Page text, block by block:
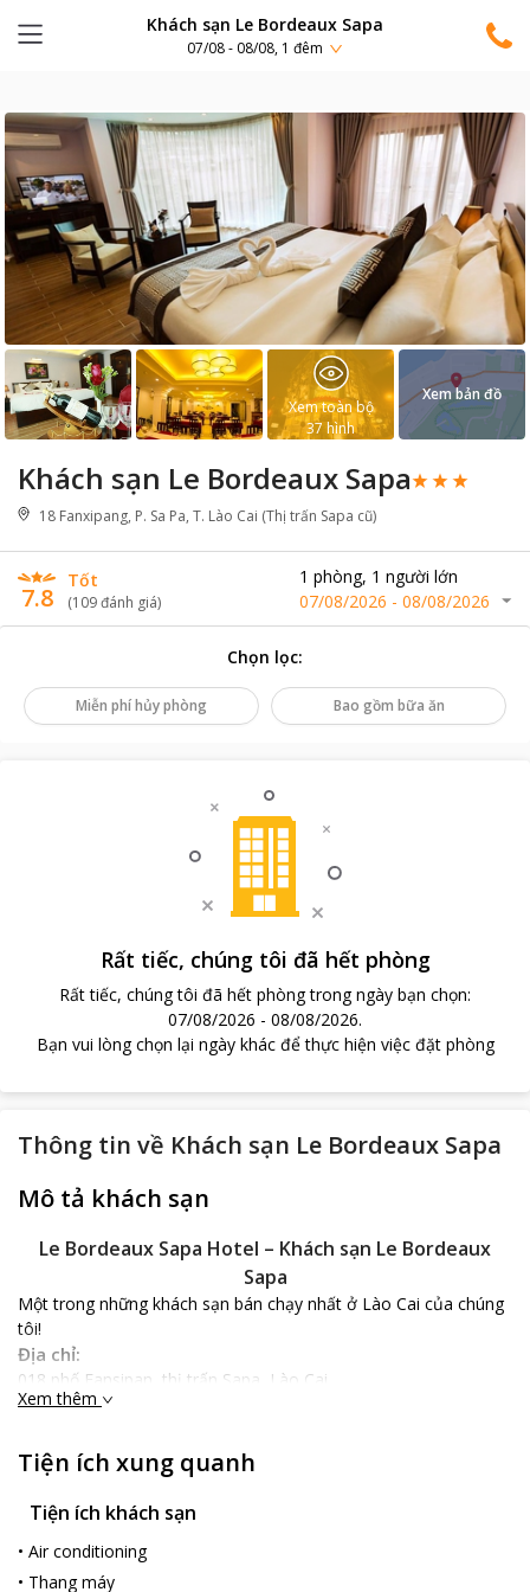
Khách sạn Le Bordeaux Sapa
07/08 - 08/08, 1 đêm
Khách sạn Le Bordeaux Sapa
18 Fanxipang, P. Sa Pa, T. Lào Cai (Thị trấn Sapa cũ)
7.8
Tốt
(109đánh giá)
1 phòng, 1 người lớn
07/08/2026 - 08/08/2026
Xem toàn bộ
37 hình
Xem bản đồ
Chọn lọc:
Miễn phí hủy phòng Bao gồm bữa ăn
Rất tiếc, chúng tôi đã hết phòng
Rất tiếc, chúng tôi đã hết phòng trong ngày bạn chọn:
07/08/2026 - 08/08/2026.
Bạn vui lòng chọn lại ngày khác để thực hiện việc đặt phòng
Thông tin về Khách sạn Le Bordeaux Sapa
Mô tả khách sạn
Le Bordeaux Sapa Hotel – Khách sạn Le Bordeaux
Sapa
Một trong những khách sạn bán chạy nhất ở Lào Cai của chúng
tôi!
Địa chỉ:
018 phố Fansipan, thị trấn Sapa, Lào Cai
Vị trí địa lý.
tâm thị trấn Sapa, Le Bordeaux Sapa Hotel chỉ cách vài sải chân
là đến nhà thờ đá, các địa điểm vui chơi và danh thắng khác
như vui chơi tại quảng trường Sapa chỉ cách 300 m, khám phá
thiên đường trên Núi Hàm Rồng cách 800 m, đến trạm cáp treo
để chinh phục đỉnh Fansipan huyền thoại cách 1.9 km, ngắm
ruộng bậc thang – “đặc sản” của miền núi phía Bắc tại thị trấn
Xem thêm
Tiện ích xung quanh
Tiện ích khách sạn
• Air conditioning
• Thang máy